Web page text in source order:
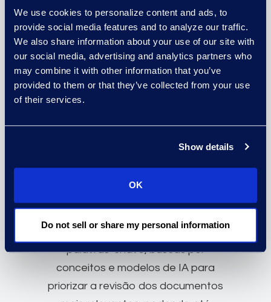
We use cookies to personalize content and ads, to
provide social media features and to analyze our traffic.
We also share information about your use of our site with
our social media, advertising and analytics partners who
may combine it with other information that you’ve
provided to them or that they’ve collected from your use
of their services.
Show details
OK
Do not sell or share my personal information
Utilizando uma ampla biblioteca de
modelos de IA, a Epiq ajuda os
advogados a identificar
comportamentos e padrões que
Identificar Documentos
Chave
A Epiq utiliza uma combinação de
palavras-chave, buscas por
conceitos e modelos de IA para
priorizar a revisão dos documentos